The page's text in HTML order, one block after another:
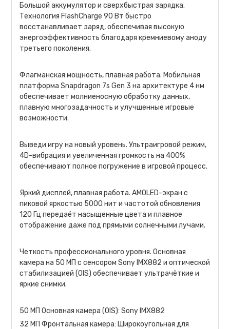
Большой аккумулятор и сверхбыстрая зарядка.
Технология FlashCharge 90 Вт быстро
восстанавливает заряд, обеспечивая высокую
энергоэффективность благодаря кремниевому аноду
третьего поколения.
Флагманская мощность, плавная работа. Мобильная
платформа Snapdragon 7s Gen 3 на архитектуре 4 нм
обеспечивает молниеносную обработку данных,
плавную многозадачность и улучшенные игровые
возможности.
Выведи игру на новый уровень. Ультраигровой режим,
4D-вибрация и увеличенная громкость на 400%
обеспечивают полное погружение в игровой процесс.
Яркий дисплей, плавная работа. AMOLED-экран с
пиковой яркостью 5000 нит и частотой обновления
120 Гц передаёт насыщенные цвета и плавное
отображение даже под прямыми солнечными лучами.
Четкость профессионального уровня. Основная
камера на 50 МП с сенсором Sony IMX882 и оптической
стабилизацией (OIS) обеспечивает ультрачёткие и
яркие снимки.
50 МП Основная камера (OIS): Sony IMX882
32 МП Фронтальная камера: Широкоугольная для